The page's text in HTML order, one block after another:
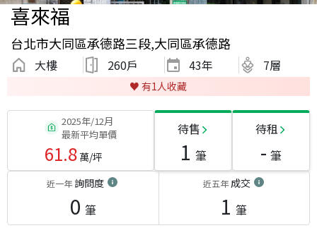
喜來福
台北市大同區承德路三段,大同區承德路
大樓 260戶 43年 7層
♥️ 有1 人收藏
2025年/12月
最新平均單價
61.8萬/坪
待售
1 筆
待租
- 筆
近一年詢問度
0 筆
近五年成交
1 筆